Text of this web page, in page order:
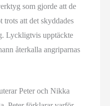
som gjorde att de
trots att det skyddades
Lyckligtvis upptäckte
återkalla angriparnas
Peter och Nikka